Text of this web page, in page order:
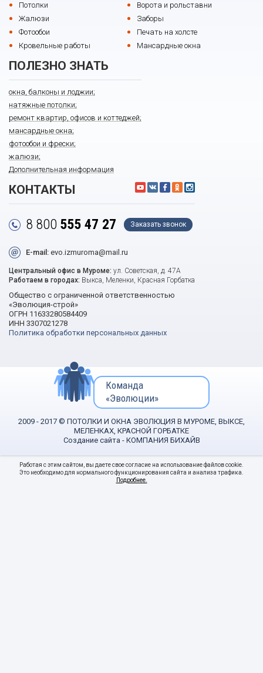
Потолки
Ворота и рольставни
Жалюзи
Заборы
Фотообои
Печать на холсте
Кровельные работы
Мансардные окна
ПОЛЕЗНО ЗНАТЬ
окна, балконы и лоджии;
натяжные потолки;
ремонт квартир, офисов и коттеджей;
мансардные окна;
фотообои и фрески;
жалюзи;
Дополнительная информация
КОНТАКТЫ
8 800 555 47 27 Заказать звонок
E-mail: evo.izmuroma@mail.ru
Центральный офис в Муроме: ул. Советская, д. 47А
Работаем в городах: Выкса, Меленки, Красная Горбатка
Общество с ограниченной ответственностью
«Эволюция-строй»
ОГРН 11633280584409
ИНН 3307021278
Политика обработки персональных данных
Команда
«Эволюции»
2009 - 2017 © ПОТОЛКИ И ОКНА ЭВОЛЮЦИЯ В МУРОМЕ, ВЫКСЕ,
МЕЛЕНКАХ, КРАСНОЙ ГОРБАТКЕ
Создание сайта - КОМПАНИЯ БИХАЙВ
Работая с этим сайтом, вы даете свое согласие на использование файлов cookie.
Это необходимо для нормального функционирования сайта и анализа трафика.
Подробнее.